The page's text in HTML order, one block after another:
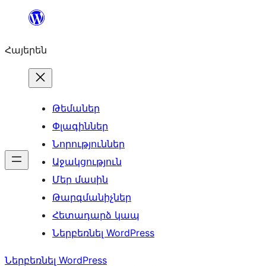
Անցնել
Հայերեն
Թեմաներ
Փլագիններ
Նորություններ
Աջակցություն
Մեր մասին
Թարգմանիչներ
Հետադարձ կապ
Ներբեռնել WordPress
Ներբեռնել WordPress